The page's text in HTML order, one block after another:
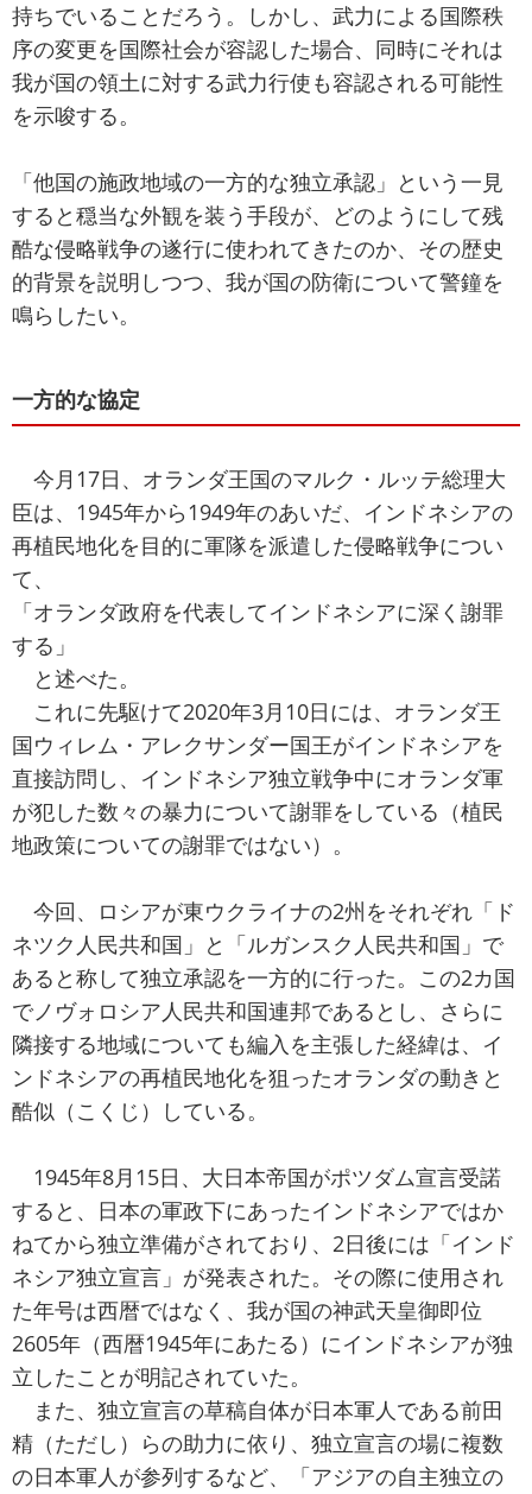
持ちでいることだろう。しかし、武力による国際秩
序の変更を国際社会が容認した場合、同時にそれは
我が国の領土に対する武力行使も容認される可能性
を示唆する。
「他国の施政地域の一方的な独立承認」という一見
すると穏当な外観を装う手段が、どのようにして残
酷な侵略戦争の遂行に使われてきたのか、その歴史
的背景を説明しつつ、我が国の防衛について警鐘を
鳴らしたい。
一方的な協定
今月17日、オランダ王国のマルク・ルッテ総理大
臣は、1945年から1949年のあいだ、インドネシアの
再植民地化を目的に軍隊を派遣した侵略戦争につい
て、
「オランダ政府を代表してインドネシアに深く謝罪
する」
と述べた。
これに先駆けて2020年3月10日には、オランダ王
国ウィレム・アレクサンダー国王がインドネシアを
直接訪問し、インドネシア独立戦争中にオランダ軍
が犯した数々の暴力について謝罪をしている（植民
地政策についての謝罪ではない）。
今回、ロシアが東ウクライナの2州をそれぞれ「ド
ネツク人民共和国」と「ルガンスク人民共和国」で
あると称して独立承認を一方的に行った。この2カ国
でノヴォロシア人民共和国連邦であるとし、さらに
隣接する地域についても編入を主張した経緯は、イ
ンドネシアの再植民地化を狙ったオランダの動きと
酷似（こくじ）している。
1945年8月15日、大日本帝国がポツダム宣言受諾
すると、日本の軍政下にあったインドネシアではか
ねてから独立準備がされており、2日後には「インド
ネシア独立宣言」が発表された。その際に使用され
た年号は西暦ではなく、我が国の神武天皇御即位
2605年（西暦1945年にあたる）にインドネシアが独
立したことが明記されていた。
また、独立宣言の草稿自体が日本軍人である前田
精（ただし）らの助力に依り、独立宣言の場に複数
の日本軍人が参列するなど、「アジアの自主独立の